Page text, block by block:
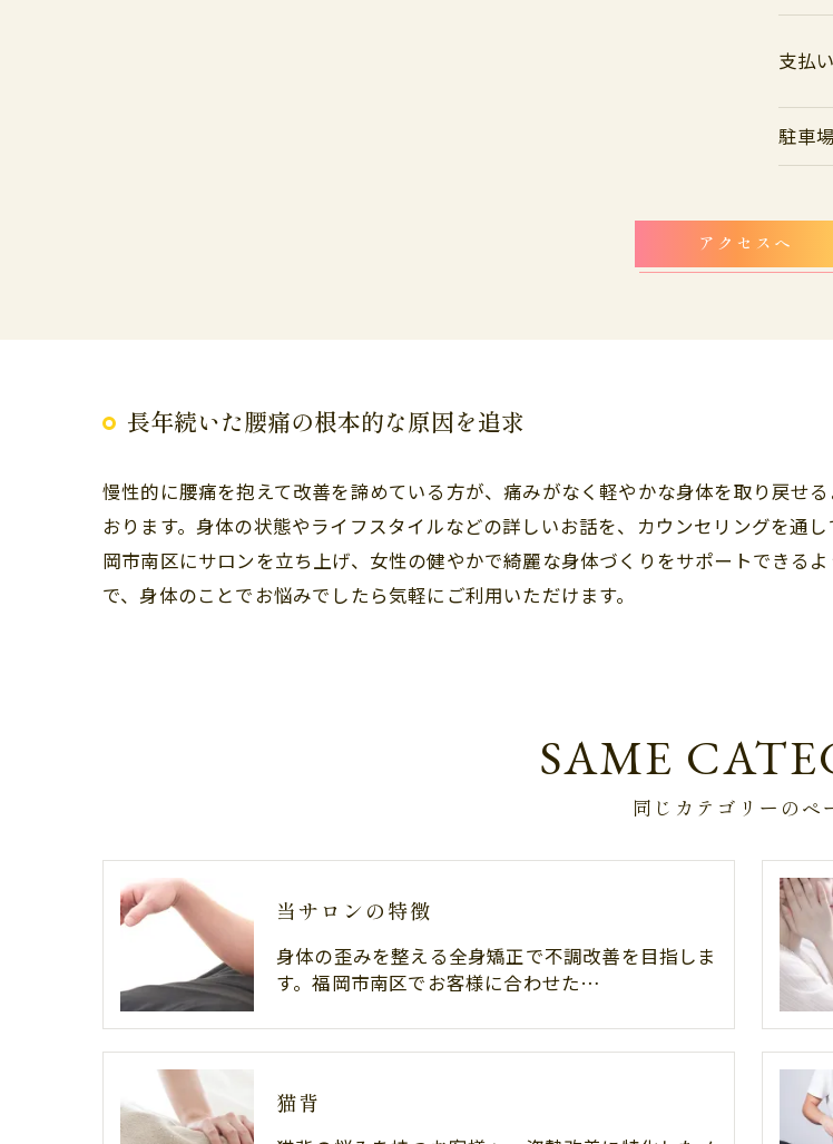
支払
駐車場
アクセスへ
長年続いた腰痛の根本的な原因を追求
慢性的に腰痛を抱えて改善を諦めている方が、痛みがなく軽やかな身体を取り戻せ
おります。身体の状態やライフスタイルなどの詳しいお話を、カウンセリングを通
岡市南区にサロンを立ち上げ、女性の健やかで綺麗な身体づくりをサポートできる
で、身体のことでお悩みでしたら気軽にご利用いただけます。
同じカテゴリーのペ
SAME
当サロンの特徴
身体の歪みを整える全身矯正で不調改善を目指しま
す。福岡市南区でお客様に合わせた…
猫背